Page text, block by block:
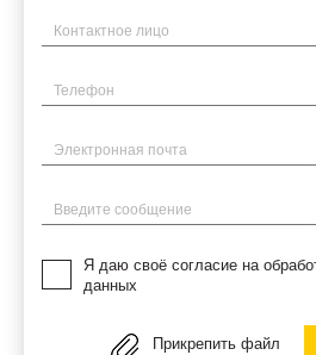
Имя
Телефон
Электронная почта
Введите сообщение
Я даю своё согласие на
данных
Прикрепить файл